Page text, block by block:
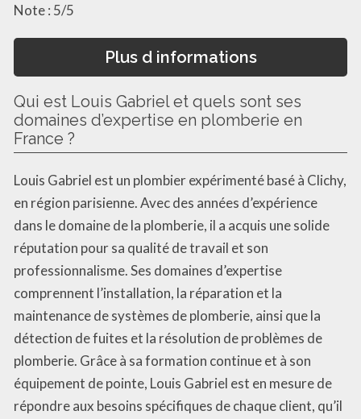
Note : 5/5
Plus d informations
Qui est Louis Gabriel et quels sont ses
domaines d’expertise en plomberie en
France ?
Louis Gabriel est un plombier expérimenté basé à Clichy,
en région parisienne. Avec des années d’expérience
dans le domaine de la plomberie, il a acquis une solide
réputation pour sa qualité de travail et son
professionnalisme. Ses domaines d’expertise
comprennent l’installation, la réparation et la
maintenance de systèmes de plomberie, ainsi que la
détection de fuites et la résolution de problèmes de
plomberie. Grâce à sa formation continue et à son
équipement de pointe, Louis Gabriel est en mesure de
répondre aux besoins spécifiques de chaque client, qu’il